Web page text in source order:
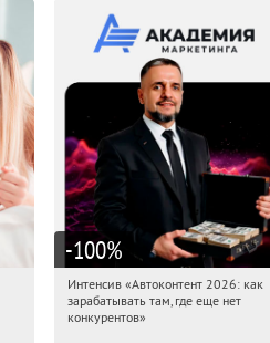
-100%
04:01:36 Получили:
Россия
Интенсив «Автоконтент 2026: как
зарабатывать там, где еще нет
конкурентов»